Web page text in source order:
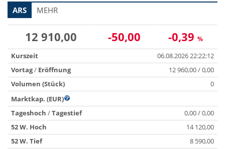
ARS MEHR
12 910,00 -50,00 -0,39 %
Kurszeit
06.08.2026 22:22:12
Vortag/ Eröffnung
12 960,00 / 0,00
Volumen (Stück)
0
Marktkap. (EUR)
Tageshoch /Tagestief
0,00 / 0,00
52 W. Hoch
14 120,00
52 W. Tief
8 590,00